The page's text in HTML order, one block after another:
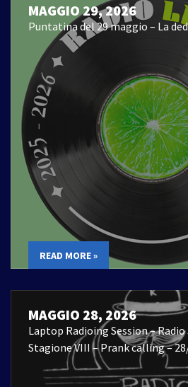
MAGGIO 29, 2026
Puntatina del 29 maggio – La
READ MORE »
MAGGIO 28, 2026
Laptop Radioing Session –
Stagione VIII – Prank calling –